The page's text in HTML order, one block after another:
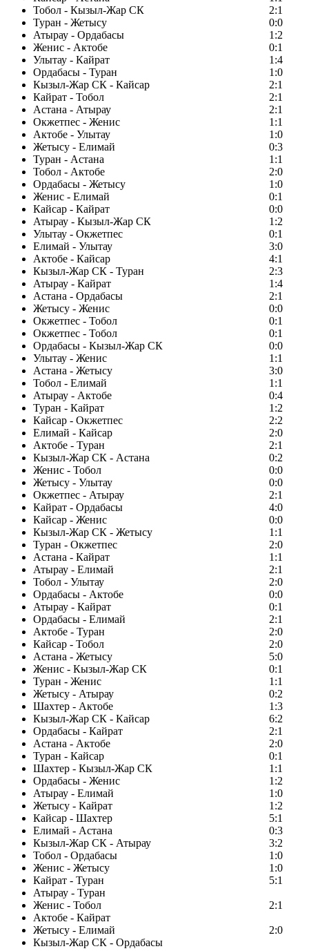
Тобол - Кызыл-Жар СК
2:1
Туран - Жетысу
0:0
Атырау - Ордабасы
1:2
Женис - Актобе
0:1
Улытау - Кайрат
1:4
Ордабасы - Туран
1:0
Кызыл-Жар СК - Кайсар
2:1
Кайрат - Тобол
2:1
Астана - Атырау
2:1
Окжетпес - Женис
1:1
Актобе - Улытау
1:0
Жетысу - Елимай
0:3
Туран - Астана
1:1
Тобол - Актобе
2:0
Ордабасы - Жетысу
1:0
Женис - Елимай
0:1
Кайсар - Кайрат
0:0
Атырау - Кызыл-Жар СК
1:2
Улытау - Окжетпес
0:1
Елимай - Улытау
3:0
Актобе - Кайсар
4:1
Кызыл-Жар СК - Туран
2:3
Атырау - Кайрат
1:4
Астана - Ордабасы
2:1
Жетысу - Женис
0:0
Окжетпес - Тобол
0:1
Окжетпес - Тобол
0:1
Ордабасы - Кызыл-Жар СК
0:0
Улытау - Женис
1:1
Астана - Жетысу
3:0
Тобол - Елимай
1:1
Атырау - Актобе
0:4
Туран - Кайрат
1:2
Кайсар - Окжетпес
2:2
Елимай - Кайсар
2:0
Актобе - Туран
2:1
Кызыл-Жар СК - Астана
0:2
Женис - Тобол
0:0
Жетысу - Улытау
0:0
Окжетпес - Атырау
2:1
Кайрат - Ордабасы
4:0
Кайсар - Женис
0:0
Кызыл-Жар СК - Жетысу
1:1
Туран - Окжетпес
2:0
Астана - Кайрат
1:1
Атырау - Елимай
2:1
Тобол - Улытау
2:0
Ордабасы - Актобе
0:0
Атырау - Кайрат
0:1
Ордабасы - Елимай
2:1
Актобе - Туран
2:0
Кайсар - Тобол
2:0
Астана - Жетысу
5:0
Женис - Кызыл-Жар СК
0:1
Туран - Женис
1:1
Жетысу - Атырау
0:2
Шахтер - Актобе
1:3
Кызыл-Жар СК - Кайсар
6:2
Ордабасы - Кайрат
2:1
Астана - Актобе
2:0
Туран - Кайсар
0:1
Шахтер - Кызыл-Жар СК
1:1
Ордабасы - Женис
1:2
Атырау - Елимай
1:0
Жетысу - Кайрат
1:2
Кайсар - Шахтер
5:1
Елимай - Астана
0:3
Кызыл-Жар СК - Атырау
3:2
Тобол - Ордабасы
1:0
Женис - Жетысу
1:0
Кайрат - Туран
5:1
Атырау - Туран
Женис - Тобол
2:1
Актобе - Кайрат
Жетысу - Елимай
2:0
Кызыл-Жар СК - Ордабасы